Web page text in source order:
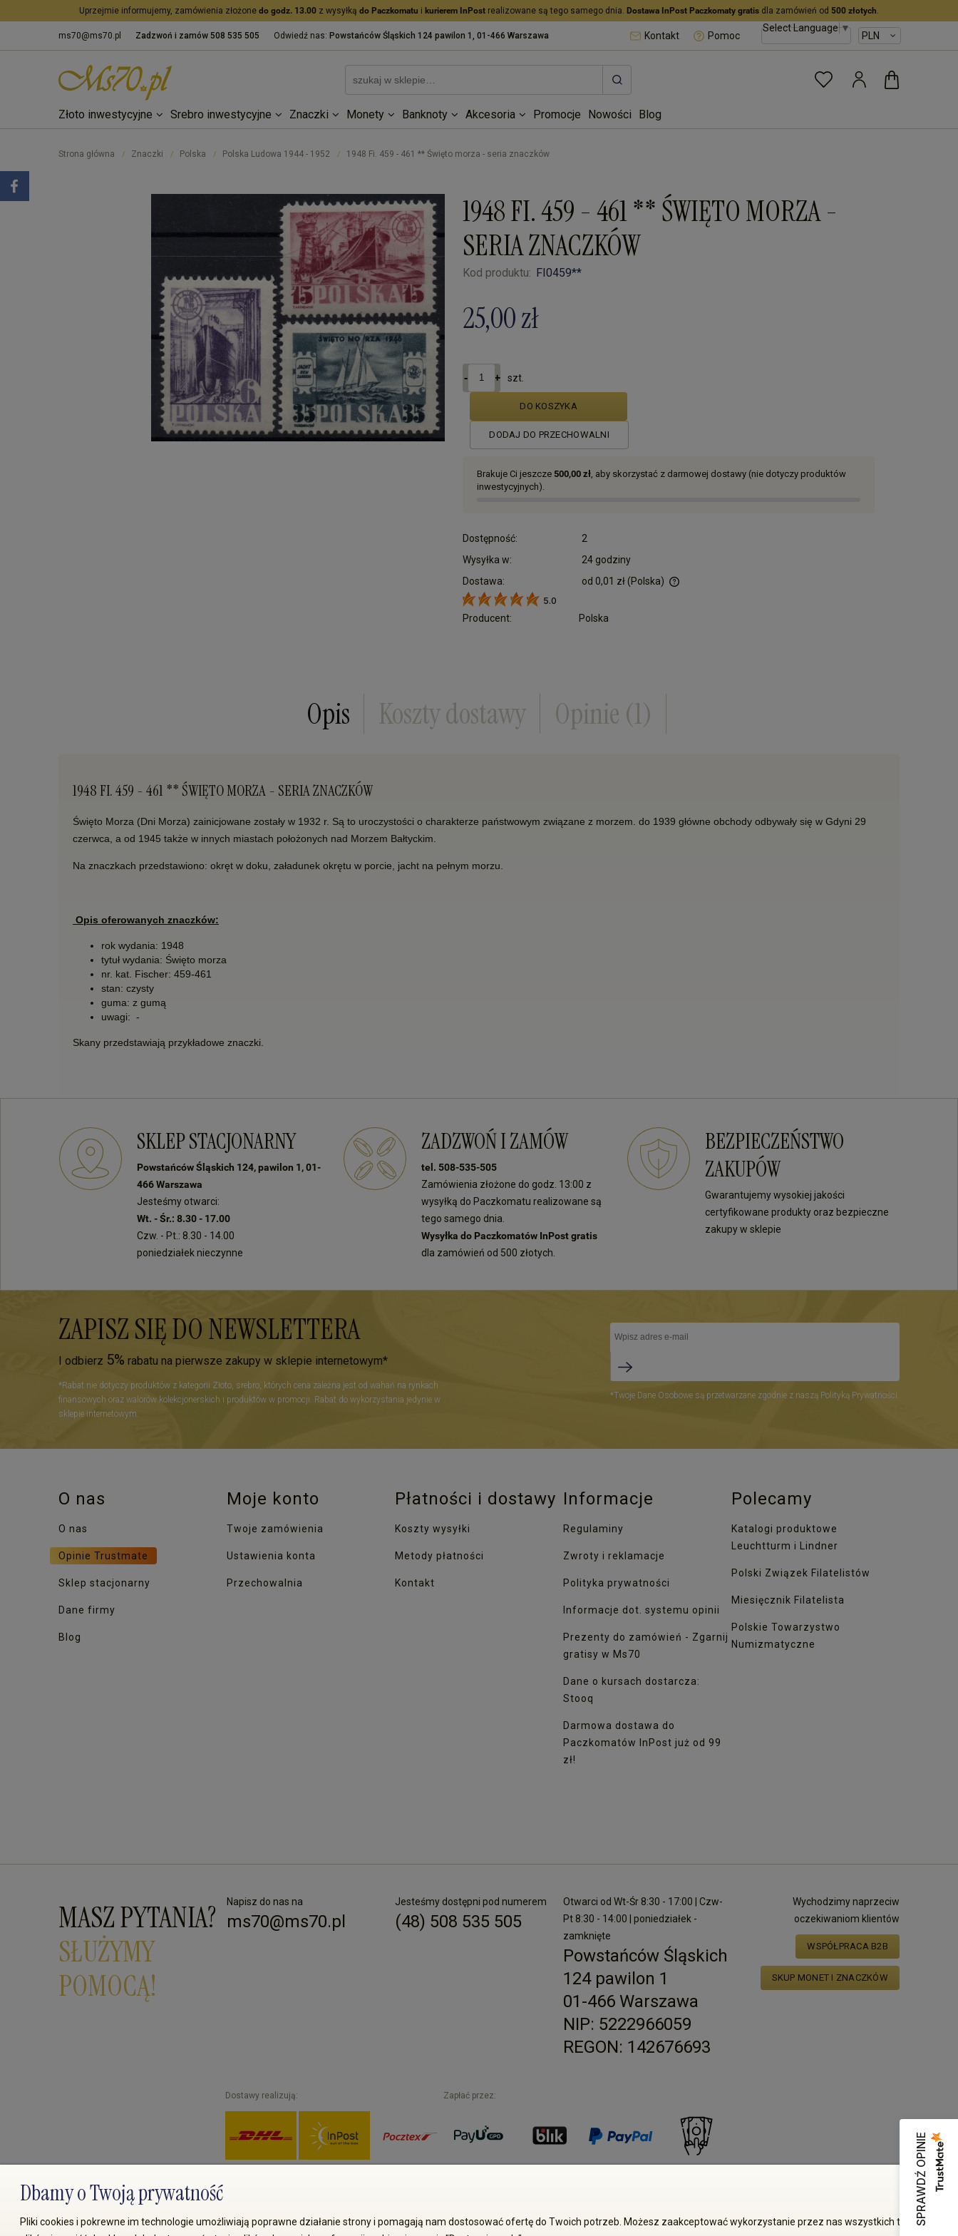
Uprzejmie informujemy, zamówienia złożone do godz. 13.00 z wysyłką do Paczkomatu i kurierem InPost realizowane są tego samego dnia. Dostawa InPost Paczkomaty gratis dla zamówień od 500 złotych.
Select Language▼
ms70@ms70.pl Zadzwoń i zamów 508 535 505 Odwiedź nas: Powstańców Śląskich 124 pawilon 1, 01-466 Warszawa Kontakt Pomoc
Złoto inwestycyjne Srebro inwestycyjne Znaczki Monety Banknoty Akcesoria Promocje Nowości Blog
Strona główna / Znaczki / Polska / Polska Ludowa 1944 - 1952 / 1948 Fi. 459 - 461 ** Święto morza - seria znaczków
1948 FI. 459 - 461 ** ŚWIĘTO MORZA -
SERIA ZNACZKÓW
Kod produktu: FI0459**
25,00 zł
szt.
DO KOSZYKA
DODAJ DO PRZECHOWALNI
Brakuje Ci jeszcze 500,00 zł , aby skorzystać z darmowej dostawy (nie dotyczy produktów
inwestycyjnych).
Dostępność:
2
Wysyłka w:
24 godziny
Dostawa:
od 0,01 zł(Polska)
Cena nie zawiera ewentualnych kosztów płatności
5.0
Producent: Polska
Opis Koszty dostawy Opinie (1)
1948 FI. 459 - 461 ** ŚWIĘTO MORZA - SERIA ZNACZKÓW
Święto Morza (Dni Morza) zainicjowane zostały w 1932 r. Są to uroczystości o charakterze państwowym związane z morzem. do 1939 główne obchody odbywały się w Gdyni 29
czerwca, a od 1945 także w innych miastach położonych nad Morzem Bałtyckim.
Na znaczkach przedstawiono: okręt w doku, załadunek okrętu w porcie, jacht na pełnym morzu.
Opis oferowanych znaczków:
rok wydania: 1948
tytuł wydania: Święto morza
nr. kat. Fischer: 459-461
stan: czysty
guma: z gumą
uwagi: -
Skany przedstawiają przykładowe znaczki.
SKLEP STACJONARNY
Powstańców Śląskich 124, pawilon 1, 01-
466 Warszawa
Jesteśmy otwarci:
Wt. - Śr.: 8.30 - 17.00
Czw. - Pt.: 8.30 - 14.00
poniedziałek nieczynne
ZADZWOŃ I ZAMÓW
tel. 508-535-505
Zamówienia złożone do godz. 13:00 z
wysyłką do Paczkomatu realizowane są
tego samego dnia.
Wysyłka do Paczkomatów InPost gratis
dla zamówień od 500 złotych.
BEZPIECZEŃSTWO
ZAKUPÓW
Gwarantujemy wysokiej jakości
certyfikowane produkty oraz bezpieczne
zakupy w sklepie
ZAPISZ SIĘ DO NEWSLETTERA
I odbierz 5% rabatu na pierwsze zakupy w sklepie internetowym*
*Rabat nie dotyczy produktów z kategorii Złoto, srebro, których cena zależna jest od wahań na rynkach
finansowych oraz walorów kolekcjonerskich i produktów w promocji. Rabat do wykorzystania jedynie w
sklepie internetowym.
*Twoje Dane Osobowe są przetwarzane zgodnie z naszą Polityką Prywatności.
O nas
O nas
Opinie Trustmate
Sklep stacjonarny
Dane firmy
Blog
Moje konto
Twoje zamówienia
Ustawienia konta
Przechowalnia
Płatności i dostawy
Koszty wysyłki
Metody płatności
Kontakt
Informacje
Regulaminy
Zwroty i reklamacje
Polityka prywatności
Informacje dot. systemu opinii
Prezenty do zamówień - Zgarnij
gratisy w Ms70
Dane o kursach dostarcza:
Stooq
Darmowa dostawa do
Paczkomatów InPost już od 99
zł!
Polecamy
Katalogi produktowe
Leuchtturm i Lindner
Polski Związek Filatelistów
Miesięcznik Filatelista
Polskie Towarzystwo
Numizmatyczne
MASZ PYTANIA?
SŁUŻYMY
POMOCĄ!
Napisz do nas na
ms70@ms70.pl
Jesteśmy dostępni pod numerem
(48) 508 535 505
Otwarci od Wt-Śr 8:30 - 17:00 | Czw-
Pt 8:30 - 14:00 | poniedziałek -
zamknięte
Powstańców Śląskich
124 pawilon 1
01-466 Warszawa
NIP: 5222966059
REGON: 142676693
Wychodzimy naprzeciw
oczekiwaniom klientów
WSPÓŁPRACA B2B
SKUP MONET I ZNACZKÓW
Dostawy realizują: Zapłać przez:
© 2008-2026 MS70.pl / Ms70 Sp. z o.o. Wszelkie prawa zastrzeżone. Kopiowanie treści i zdjęć bez zgody właściciela zabronione SPRAWDŹ OPINIE
Dbamy o Twoją prywatność
Pliki cookies i pokrewne im technologie umożliwiają poprawne działanie strony i pomagają nam dostosować ofertę do Twoich potrzeb. Możesz zaakceptować wykorzystanie przez nas wszystkich tych